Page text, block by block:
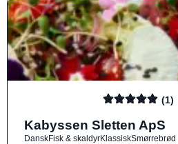
(1)
Kabyssen Sletten ApS
DanskFisk & skaldyrKlassiskSmørrebrød